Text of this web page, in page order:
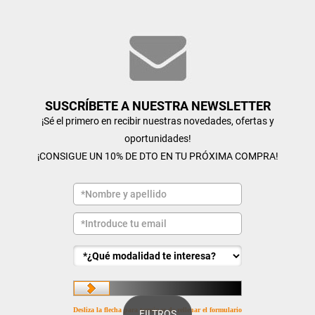
SUSCRÍBETE A NUESTRA NEWSLETTER
¡Sé el primero en recibir nuestras novedades, ofertas y
oportunidades!
¡CONSIGUE UN 10% DE DTO EN TU PRÓXIMA COMPRA!
Desliza la flecha para terminar de rellenar el formulario